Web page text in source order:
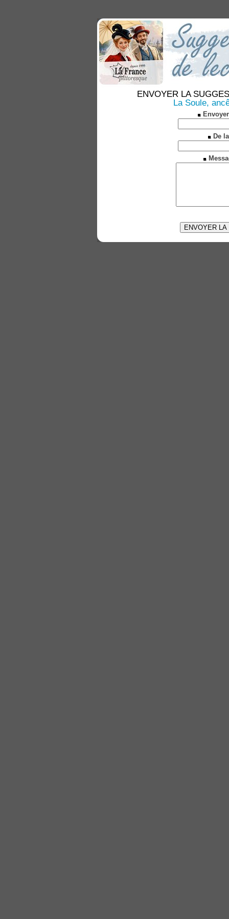
ENVOYER LA
La Soule,
De